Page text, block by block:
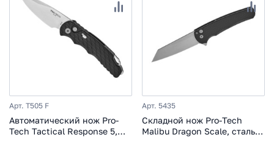
Арт. T505 F
Автоматический нож Pro-
Tech Tactical Response 5,
Арт. 5435
Складной нож Pro-Tech
Malibu Dragon Scale, сталь